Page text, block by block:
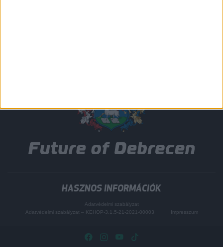
HASZNOS INFORMÁCIÓK
Adatvédelmi szabályzat
Adatvédelmi szabályzat – KEHOP-3.1.5-21-2021-00003
Impresszum